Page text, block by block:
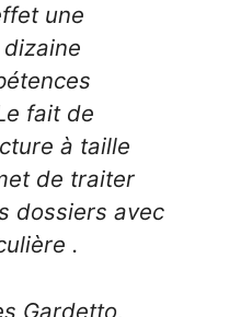
une
fait de
à taille
de traiter
dossiers avec
.
Gardetto,